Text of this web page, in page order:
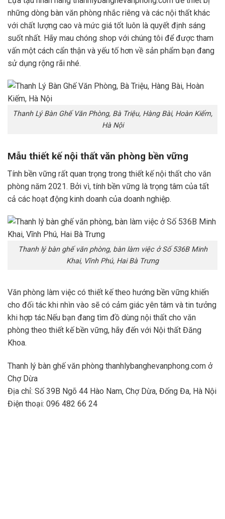
những dòng bàn văn phòng nhắc riêng và các nội thất khác
với chất lượng cao và mức giá tốt luôn là quyết định sáng
suốt nhất. Hãy mau chóng shop với chúng tôi để được tham
vấn một cách cẩn thận và yếu tố hơn về sản phẩm bạn đang
sử dụng rộng rãi nhé.
Thanh Lý Bàn Ghế Văn Phòng, Bà Triệu, Hàng Bài, Hoàn Kiếm,
Hà Nội
Mẫu thiết kế nội thất văn phòng bền vững
Tính bền vững rất quan trọng trong thiết kế nội thất cho văn
phòng năm 2021. Bởi vì, tính bền vững là trọng tâm của tất
cả các hoạt động kinh doanh của doanh nghiệp.
Thanh lý bàn ghế văn phòng, bàn làm việc ở Số 536B Minh
Khai, Vĩnh Phú, Hai Bà Trưng
Văn phòng làm việc có thiết kế theo hướng bền vững khiến
cho đối tác khi nhìn vào sẽ có cảm giác yên tâm và tin tưởng
khi hợp tác.Nếu bạn đang tìm đồ dùng nội thất cho văn
phòng theo thiết kế bền vững, hãy đến với Nội thất Đăng
Khoa.
Thanh lý bàn ghế văn phòng thanhlybanghevanphong.com ở
Chợ Dừa
Địa chỉ: Số 39B Ngõ 44 Hào Nam, Chợ Dừa, Đống Đa, Hà Nội
Điện thoại: 096 482 66 24